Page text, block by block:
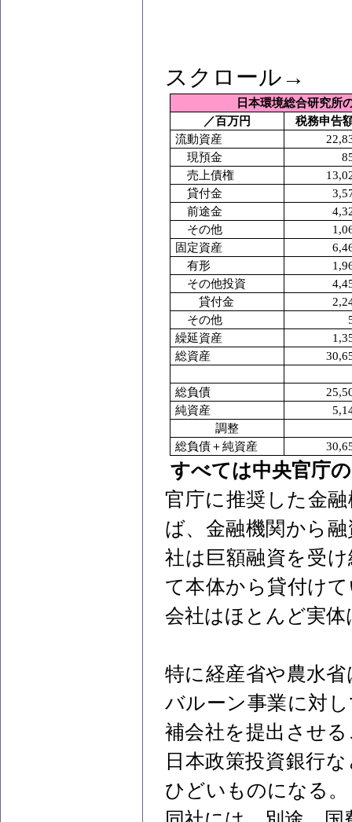
スクロール→
日本環境総合研究所
／百万円
税務申告
流動資産
現預金
売上債権
貸付金
前途金
その他
固定資産
有形
その他投資
貸付金
その他
繰延資産
総資産
総負債
純資産
調整
総負債＋純資産
すべては中央官庁
官庁に推奨した金
ば、金融機関から
社は巨額融資を受
て本体から貸付け
会社はほとんど実
特に経産省や農水
バルーン事業に対
補会社を提出させ
日本政策投資銀行
ひどいものになる。